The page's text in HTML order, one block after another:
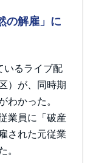
の解雇」に
いるライブ配
）が、同時期
わかった。
業員に「破産
された元従業
。